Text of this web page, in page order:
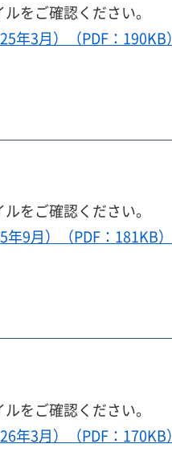
をご確認ください。
年3月）（PDF：190KB）
をご確認ください。
9月）（PDF：181KB）
をご確認ください。
年3月）（PDF：170KB）